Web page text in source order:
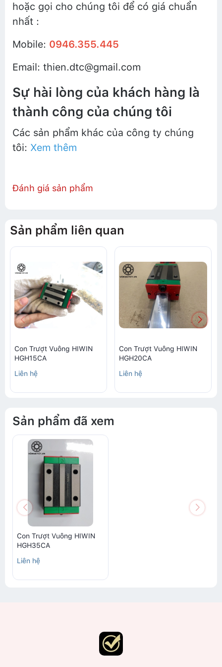
hoặc gọi cho chúng tôi để có giá chuẩn
nhất :
Mobile: 0946.355.445
Email: thien.dtc@gmail.com
Sự hài lòng của khách hàng là
thành công của chúng tôi
Các sản phẩm khác của công ty chúng
tôi: Xem thêm
Đánh giá sản phẩm
Sản phẩm liên quan
Con Trượt Vuông HIWIN
HGH15CA
Liên hệ
Con Trượt Vuông HIWIN
HGH20CA
Liên hệ
Sản phẩm đã xem
Con Trượt Vuông HIWIN
HGH35CA
Liên hệ